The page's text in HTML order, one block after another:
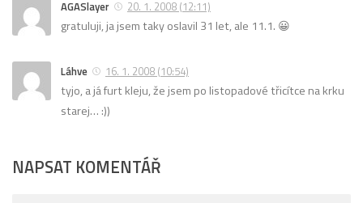
AGASlayer 20. 1. 2008 (12:11)
gratuluji, ja jsem taky oslavil 31 let, ale 11.1. 😀
Láhve 16. 1. 2008 (10:54)
tyjo, a já furt kleju, že jsem po listopadové třicítce na krku
starej… :))
NAPSAT KOMENTÁŘ